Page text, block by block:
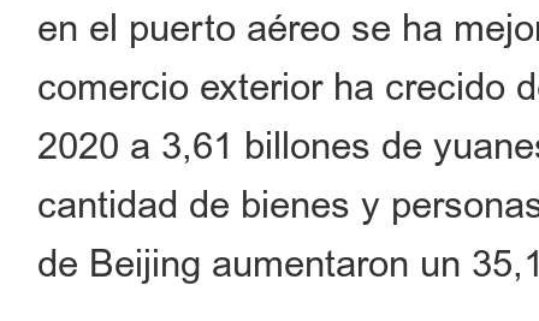
en el puerto aéreo se ha
comercio exterior ha crecido
2020 a 3,61 billones de
cantidad de bienes y
de Beijing aumentaron un